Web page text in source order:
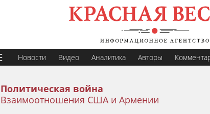
Новости Видео Аналитика Авторы
Политическая война
Взаимоотношения США и Армении